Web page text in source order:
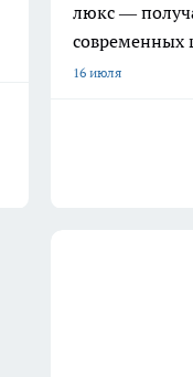
люкс —
современных
16 июля